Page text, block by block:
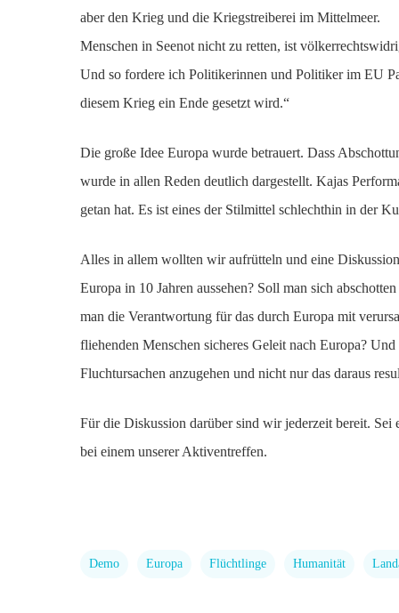
aber den Krieg und die Kriegstreiberei im Mittelmeer.
Menschen in Seenot nicht zu retten, ist
Und so fordere ich Politikerinnen und Politiker im EU
diesem Krieg ein Ende gesetzt wird.“
Die große Idee Europa wurde betrauert. Dass
wurde in allen Reden deutlich dargestellt. Kajas
getan hat. Es ist eines der Stilmittel schlechthin in der
Alles in allem wollten wir aufrütteln und eine
Europa in 10 Jahren aussehen? Soll man sich
man die Verantwortung für das durch Europa mit
fliehenden Menschen sicheres Geleit nach Europa?
Fluchtursachen anzugehen und nicht nur das daraus
Für die Diskussion darüber sind wir jederzeit bereit.
bei einem unserer Aktiventreffen.
Demo Europa Flüchtlinge Humanität